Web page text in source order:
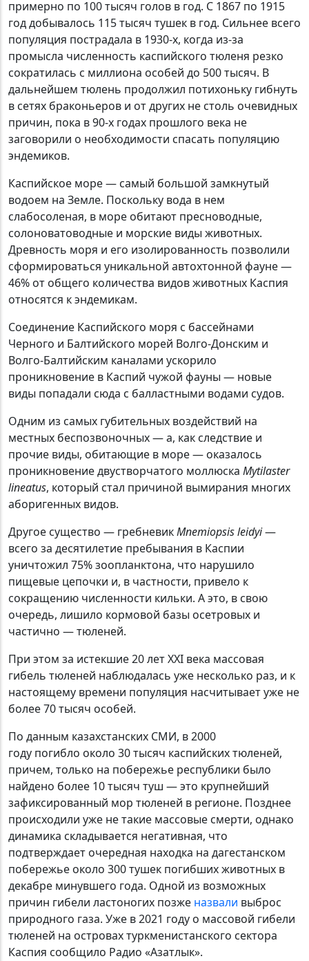
примерно по 100 тысяч голов в год. С 1867 по 1915
год добывалось 115 тысяч тушек в год. Сильнее всего
популяция пострадала в 1930-х, когда из-за
промысла численность каспийского тюленя резко
сократилась с миллиона особей до 500 тысяч. В
дальнейшем тюлень продолжил потихоньку гибнуть
в сетях браконьеров и от других не столь очевидных
причин, пока в 90-х годах прошлого века не
заговорили о необходимости спасать популяцию
эндемиков.
Каспийское море — самый большой замкнутый
водоем на Земле. Поскольку вода в нем
слабосоленая, в море обитают пресноводные,
солоноватоводные и морские виды животных.
Древность моря и его изолированность позволили
сформироваться уникальной автохтонной фауне —
46% от общего количества видов животных Каспия
относятся к эндемикам.
Соединение Каспийского моря с бассейнами
Черного и Балтийского морей Волго-Донским и
Волго-Балтийским каналами ускорило
проникновение в Каспий чужой фауны — новые
виды попадали сюда с балластными водами судов.
Одним из самых губительных воздействий на
местных беспозвоночных — а, как следствие и
прочие виды, обитающие в море — оказалось
проникновение двустворчатого моллюска Mytilaster
lineatus, который стал причиной вымирания многих
аборигенных видов.
Другое существо — гребневикMnemiopsis leidyi—
всего за десятилетие пребывания в Каспии
уничтожил 75% зоопланктона, что нарушило
пищевые цепочки и, в частности, привело к
сокращению численности кильки. А это, в свою
очередь, лишило кормовой базы осетровых и
частично — тюленей.
При этом за истекшие 20 лет ХХI века массовая
гибель тюленей наблюдалась уже несколько раз, и к
настоящему времени популяция насчитывает уже не
более 70 тысяч особей.
По данным казахстанских СМИ, в 2000
году погибло около 30 тысяч каспийских тюленей,
причем, только на побережье республики было
найдено более 10 тысяч туш — это крупнейший
зафиксированный мор тюленей в регионе. Позднее
происходили уже не такие массовые смерти, однако
динамика складывается негативная, что
подтверждает очередная находка на дагестанском
побережье около 300 тушек погибших животных в
декабре минувшего года. Одной из возможных
причин гибели ластоногих позже назвали выброс
природного газа. Уже в 2021 году о массовой гибели
тюленей на островах туркменистанского сектора
Каспия сообщило Радио «Азатлык».